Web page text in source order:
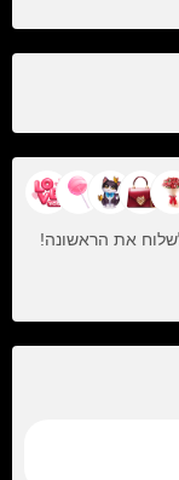
לשלוח את הראשונה!